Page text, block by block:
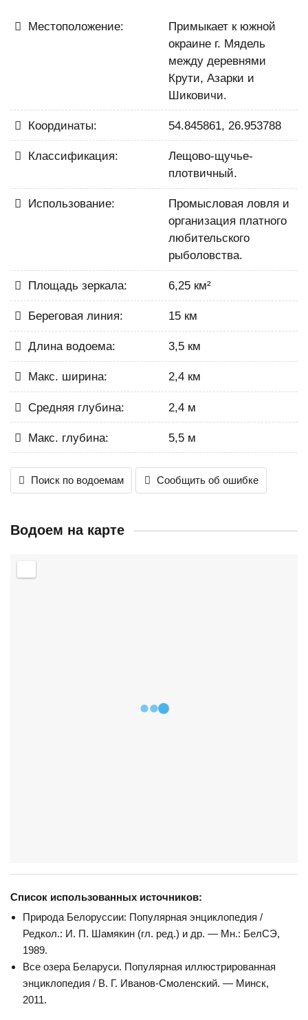
Местоположение:
Примыкает к южной
окраине г. Мядель
между деревнями
Крути, Азарки и
Шиковичи.
Координаты: 54.845861, 26.953788
Классификация:
Лещово-щучье-
плотвичный.
Использование:
Промысловая ловля и
организация платного
любительского
рыболовства.
Площадь зеркала: 6,25 км²
Береговая линия: 15 км
Длина водоема: 3,5 км
Макс. ширина: 2,4 км
Средняя глубина: 2,4 м
Макс. глубина: 5,5 м
Поиск по водоемам Сообщить об ошибке
Водоем на карте
Список использованных источников:
Природа Белоруссии: Популярная энциклопедия /
Редкол.: И. П. Шамякин (гл. ред.) и др. — Мн.: БелСЭ,
1989.
Все озера Беларуси. Популярная иллюстрированная
энциклопедия / В. Г. Иванов-Смоленский. — Минск,
2011.